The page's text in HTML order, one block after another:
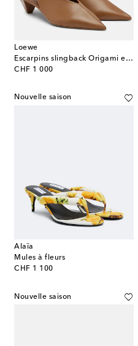
Loewe
Escarpins slingback Origami en cuir
CHF 1 000
original price
Nouvelle saison
Alaïa
Mules à fleurs
CHF 1 100
original price
Nouvelle saison